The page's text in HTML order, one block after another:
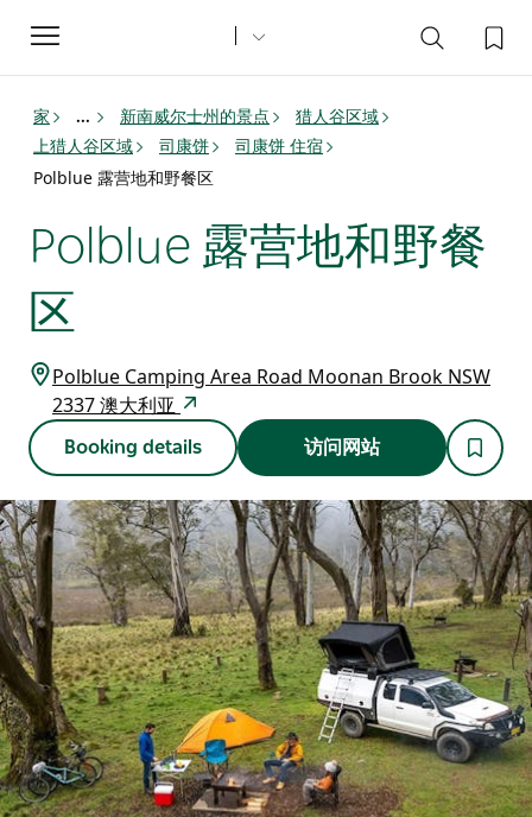
Toggle
navigation
家 ... 新南威尔士州的景点
猎人谷区域
上猎人谷区域
司康饼
司康饼 住宿
Polblue 露营地和野餐区
Polblue 露营地和野餐
区
Polblue Camping Area Road Moonan Brook NSW
2337 澳大利亚
Booking details 访问网站